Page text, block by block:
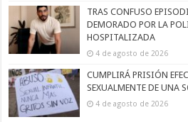
TRAS CONFUSO
DEMORADO POR LA
HOSPITALIZADA
4 de agosto de 2026
CUMPLIRÁ PRISIÓN
SEXUALMENTE DE UNA
4 de agosto de 2026